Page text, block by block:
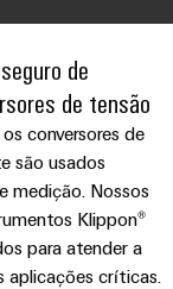
de
de tensão
conversores de
são usados
medição. Nossos
Klippon®
para atender a
aplicações críticas.